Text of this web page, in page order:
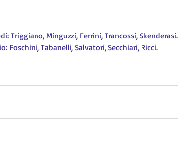
Triggiano, Minguzzi, Ferrini, Trancossi, Skenderasi.
Foschini, Tabanelli, Salvatori, Secchiari, Ricci.